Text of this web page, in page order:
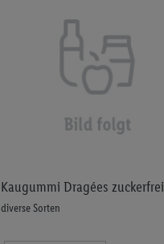
Kaugummi Dragées zuckerfrei
diverse Sorten